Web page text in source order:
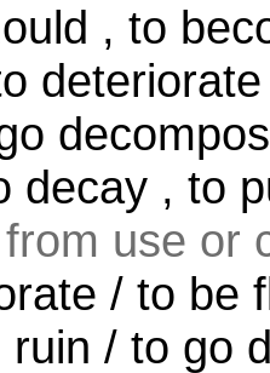
, to
decay , to
use or
/ to be
ruin / to go